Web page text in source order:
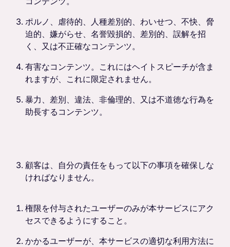
ポルノ、虐待的、人種差別的、わいせつ、不快、脅
迫的、嫌がらせ、名誉毀損的、差別的、誤解を招
く、又は不正確なコンテンツ。
有害なコンテンツ。これにはヘイトスピーチが含ま
れますが、これに限定されません。
暴力、差別、違法、非倫理的、又は不道徳な行為を
助長するコンテンツ。
顧客は、自分の責任をもって以下の事項を確保しな
ければなりません。
権限を付与されたユーザーのみが本サービスにアク
セスできるようにすること。
かかるユーザーが、本サービスの適切な利用方法に